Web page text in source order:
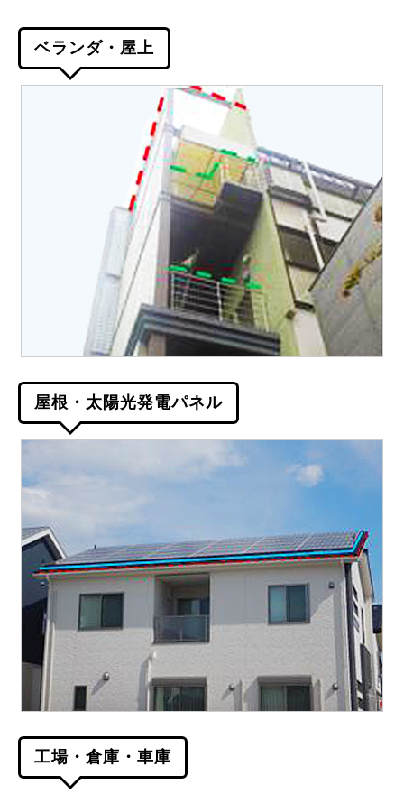
ベランダ・屋上
屋根・太陽光発電パネル
工場・倉庫・車庫